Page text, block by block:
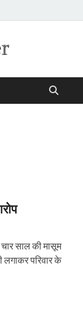
साल की मासूम
लगाकर परिवार के